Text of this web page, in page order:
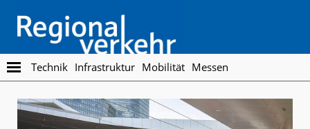
main
content
footer
Regionalverkehr
Die
Fachzeitschrift
den
Öffentlichen
Technik Infrastruktur Mobilität Messen